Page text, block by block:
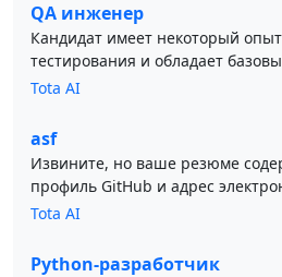
QA инженер
Кандидат имеет некоторый
тестирования и обладает
Tota AI
asf
Извините, но ваше резюме
профиль GitHub и адрес
Tota AI
Python-разработчик